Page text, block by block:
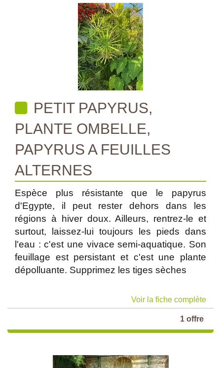
PETIT PAPYRUS,
PLANTE OMBELLE,
PAPYRUS A FEUILLES
ALTERNES
Espèce plus résistante que le papyrus
d'Egypte, il peut rester dehors dans les
régions à hiver doux. Ailleurs, rentrez-le et
surtout, laissez-lui toujours les pieds dans
l'eau : c'est une vivace semi-aquatique. Son
feuillage est persistant et c'est une plante
dépolluante. Supprimez les tiges sèches
Voir la fiche complète
1 offre